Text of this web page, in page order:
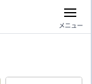
メニュー